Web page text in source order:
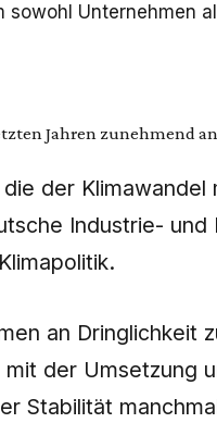
Jahren zunehmend
der
Industrie-
an
der
Stabilität